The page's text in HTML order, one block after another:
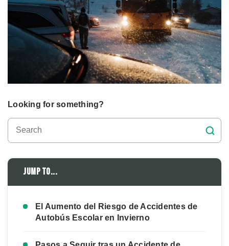
Looking for something?
Jump to...
El Aumento del Riesgo de Accidentes de
Autobús Escolar en Invierno